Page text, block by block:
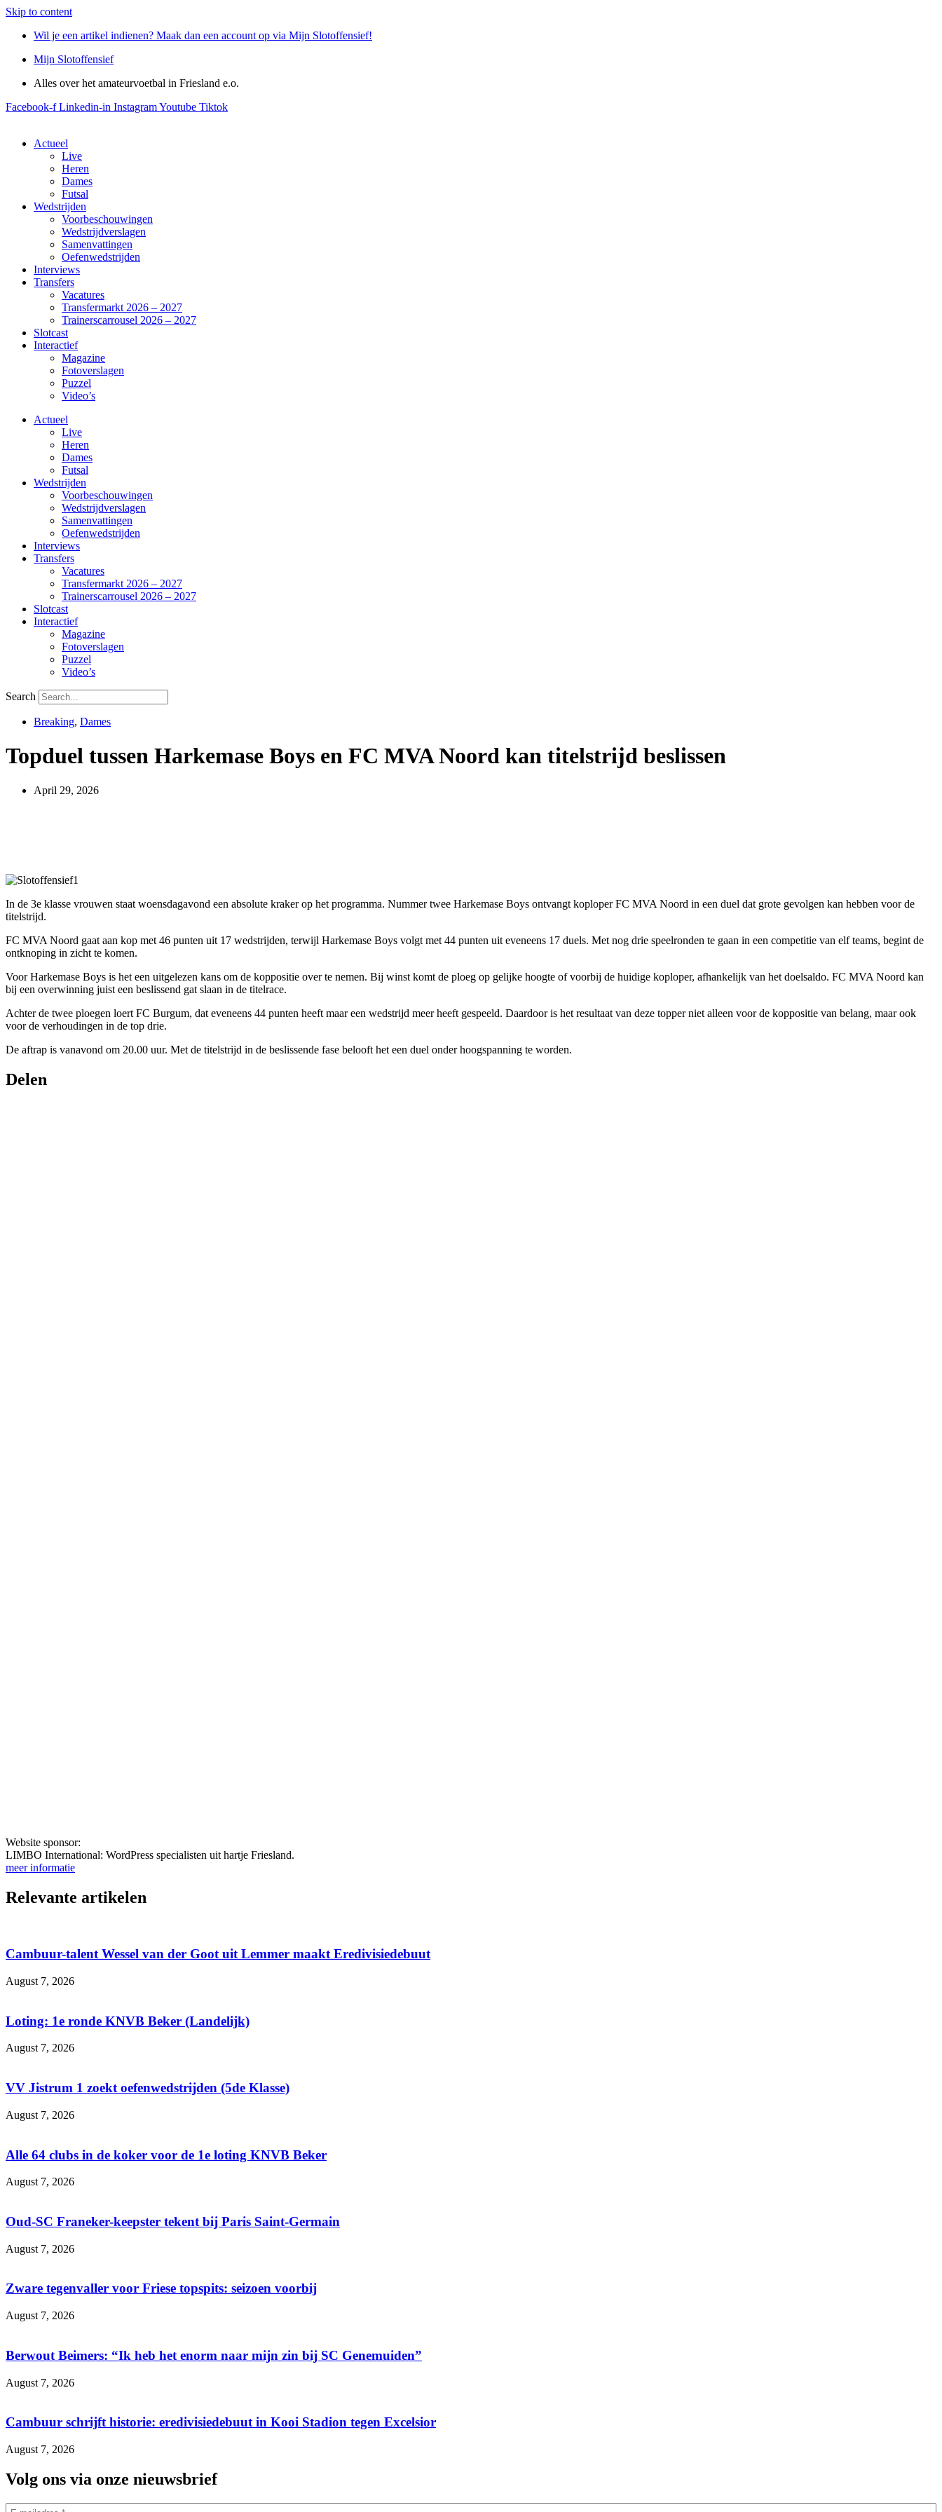
Skip to content
Wil je een artikel indienen? Maak dan een account op via Mijn Slotoffensief!
Mijn Slotoffensief
Alles over het amateurvoetbal in Friesland e.o.
Facebook-f Linkedin-in InstagramYoutube Tiktok
Actueel
Live
Heren
Dames
Futsal
Wedstrijden
Voorbeschouwingen
Wedstrijdverslagen
Samenvattingen
Oefenwedstrijden
Interviews
Transfers
Vacatures
Transfermarkt 2026 – 2027
Trainerscarrousel 2026 – 2027
Slotcast
Interactief
Magazine
Fotoverslagen
Puzzel
Video’s
Actueel
Live
Heren
Dames
Futsal
Wedstrijden
Voorbeschouwingen
Wedstrijdverslagen
Samenvattingen
Oefenwedstrijden
Interviews
Transfers
Vacatures
Transfermarkt 2026 – 2027
Trainerscarrousel 2026 – 2027
Slotcast
Interactief
Magazine
Fotoverslagen
Puzzel
Video’s
Search
Breaking, Dames
Topduel tussen Harkemase Boys en FC MVA Noord kan titelstrijd beslissen
April 29, 2026
In de 3e klasse vrouwen staat woensdagavond een absolute kraker op het programma. Nummer twee Harkemase Boys ontvangt koploper FC MVA Noord in een duel dat grote gevolgen kan hebben voor de
titelstrijd.
FC MVA Noord gaat aan kop met 46 punten uit 17 wedstrijden, terwijl Harkemase Boys volgt met 44 punten uit eveneens 17 duels. Met nog drie speelronden te gaan in een competitie van elf teams, begint de
ontknoping in zicht te komen.
Voor Harkemase Boys is het een uitgelezen kans om de koppositie over te nemen. Bij winst komt de ploeg op gelijke hoogte of voorbij de huidige koploper, afhankelijk van het doelsaldo. FC MVA Noord kan
bij een overwinning juist een beslissend gat slaan in de titelrace.
Achter de twee ploegen loert FC Burgum, dat eveneens 44 punten heeft maar een wedstrijd meer heeft gespeeld. Daardoor is het resultaat van deze topper niet alleen voor de koppositie van belang, maar ook
voor de verhoudingen in de top drie.
De aftrap is vanavond om 20.00 uur. Met de titelstrijd in de beslissende fase belooft het een duel onder hoogspanning te worden.
Delen
Website sponsor:
LIMBO International: WordPress specialisten uit hartje Friesland.
meer informatie
Relevante artikelen
Cambuur-talent Wessel van der Goot uit Lemmer maakt Eredivisiedebuut
August 7, 2026
Loting: 1e ronde KNVB Beker (Landelijk)
August 7, 2026
VV Jistrum 1 zoekt oefenwedstrijden (5de Klasse)
August 7, 2026
Alle 64 clubs in de koker voor de 1e loting KNVB Beker
August 7, 2026
Oud-SC Franeker-keepster tekent bij Paris Saint-Germain
August 7, 2026
Zware tegenvaller voor Friese topspits: seizoen voorbij
August 7, 2026
Berwout Beimers: “Ik heb het enorm naar mijn zin bij SC Genemuiden”
August 7, 2026
Cambuur schrijft historie: eredivisiedebuut in Kooi Stadion tegen Excelsior
August 7, 2026
Volg ons via onze nieuwsbrief